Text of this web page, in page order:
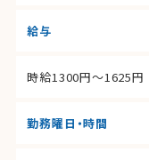
給与
時給1300円～1625円
勤務曜日・時間